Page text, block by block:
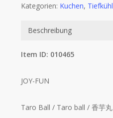
Kategorien: Kuchen, Tiefkühl
Beschreibung
Item ID: 010465
JOY-FUN
Taro Ball / Taro ball / 香芋丸